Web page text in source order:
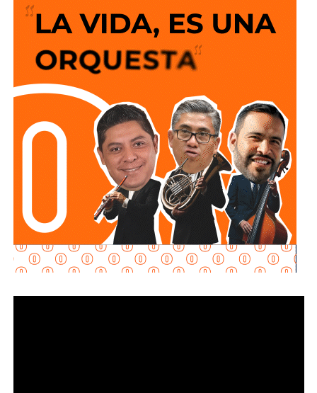
La semana pasada concluyeron los trabajos de
mantenimiento y restauración en los módulos donde se
lleva a cabo el proceso de potabilización del agua, para
continuar con la limpieza y mantenimiento integral de las
instalaciones de la planta.
La siguiente etapa contempla el equipamiento de los
tanques de floculación y sedimentación, donde las
partículas e impurezas que contiene el agua se agrupan y
posteriormente se depositan en el fondo, permitiendo
separar el agua más clara para que continúe con las
etapas de filtración y desinfección antes de su
distribución.